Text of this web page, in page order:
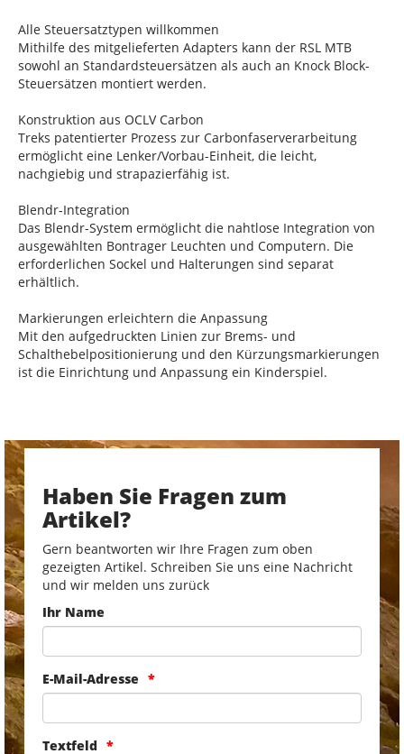
Alle Steuersatztypen willkommen
Mithilfe des mitgelieferten Adapters kann der RSL MTB
sowohl an Standardsteuersätzen als auch an Knock Block-
Steuersätzen montiert werden.
Konstruktion aus OCLV Carbon
Treks patentierter Prozess zur Carbonfaserverarbeitung
ermöglicht eine Lenker/Vorbau-Einheit, die leicht,
nachgiebig und strapazierfähig ist.
Blendr-Integration
Das Blendr-System ermöglicht die nahtlose Integration von
ausgewählten Bontrager Leuchten und Computern. Die
erforderlichen Sockel und Halterungen sind separat
erhältlich.
Markierungen erleichtern die Anpassung
Mit den aufgedruckten Linien zur Brems- und
Schalthebelpositionierung und den Kürzungsmarkierungen
ist die Einrichtung und Anpassung ein Kinderspiel.
Haben Sie Fragen zum
Artikel?
Gern beantworten wir Ihre Fragen zum oben
gezeigten Artikel. Schreiben Sie uns eine Nachricht
und wir melden uns zurück
Ihr Name
E-Mail-Adresse
Textfeld